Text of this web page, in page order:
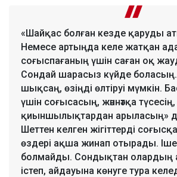
«Шайқас болған кезде қаруды
Немесе артыңда келе жатқан
соғыспағаның үшін саған оқ
Сондай шарасыз күйде
шықсаң, өзіңді өлтіруі мүмкін.
үшін соғысасың, жәннәтқа түсесің,
қиыншылықтардан арыласың»
Шеттен келген жігіттерді
өздері ақша жинап отырады.
болмайды. Сондықтан олардың
істеп, айдауына көнуге тура